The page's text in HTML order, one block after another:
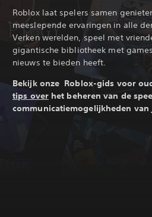
Roblox laat spelers samen
meeslepende ervaringen in alle
Verken werelden, speel met
gigantische bibliotheek met
nieuws te bieden heeft.
Bekijk onze Roblox-gids voor
tips overhet beheren van de
communicatiemogelijkheden